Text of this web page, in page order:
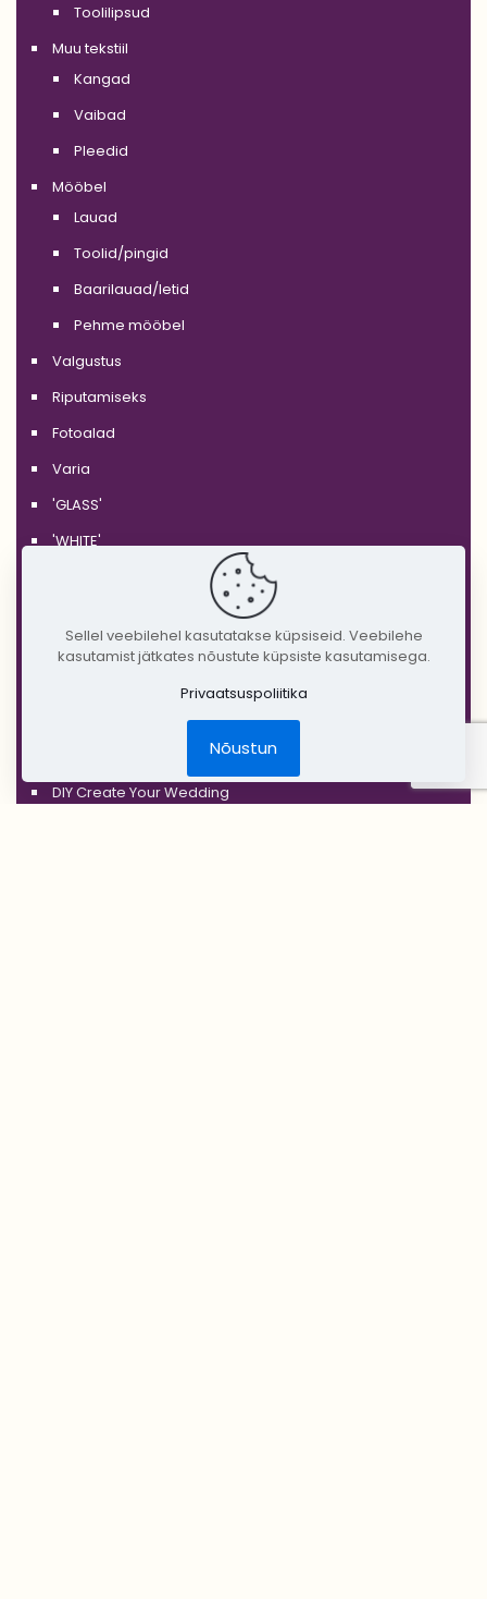
Toolilipsud
Muu tekstiil
Kangad
Vaibad
Pleedid
Mööbel
Lauad
Toolid/pingid
Baarilauad/letid
Pehme mööbel
Valgustus
Riputamiseks
Fotoalad
Varia
'GLASS'
'WHITE'
'GOLD'
DIY Create Your Wedding
Sellel veebilehel kasutatakse küpsiseid. Veebilehe
kasutamist jätkates nõustute küpsiste kasutamisega.
Privaatsuspoliitika
Nõustun